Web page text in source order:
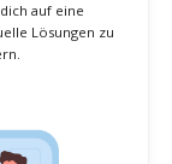
auf den
dabei, digitale